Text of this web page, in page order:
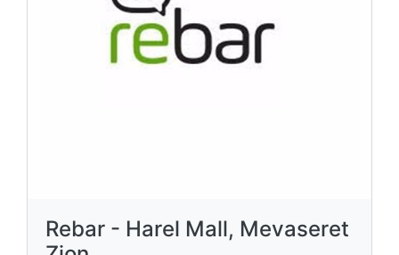
Rebar - Harel Mall, Mevaseret